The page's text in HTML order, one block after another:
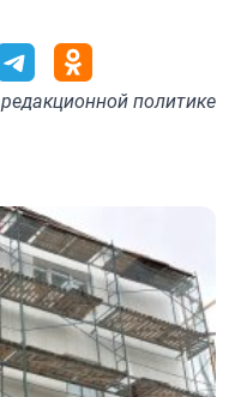
редакционной политике